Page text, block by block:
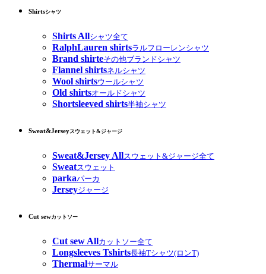
Shirtsシャツ
Shirts Allシャツ全て
RalphLauren shirtsラルフローレンシャツ
Brand shirteその他ブランドシャツ
Flannel shirtsネルシャツ
Wool shirtsウールシャツ
Old shirtsオールドシャツ
Shortsleeved shirts半袖シャツ
Sweat&Jerseyスウェット&ジャージ
Sweat&Jersey Allスウェット&ジャージ全て
Sweatスウェット
parkaパーカ
Jerseyジャージ
Cut sewカットソー
Cut sew Allカットソー全て
Longsleeves Tshirts長袖Tシャツ(ロンT)
Thermalサーマル